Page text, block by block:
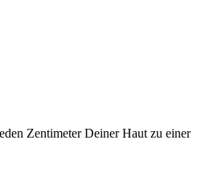
Zentimeter Deiner Haut zu einer